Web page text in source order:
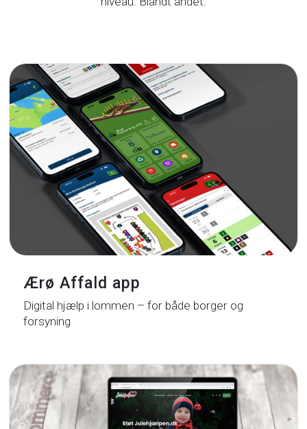
Ærø Affald app
Digital hjælp i lommen – for både borger og
forsyning